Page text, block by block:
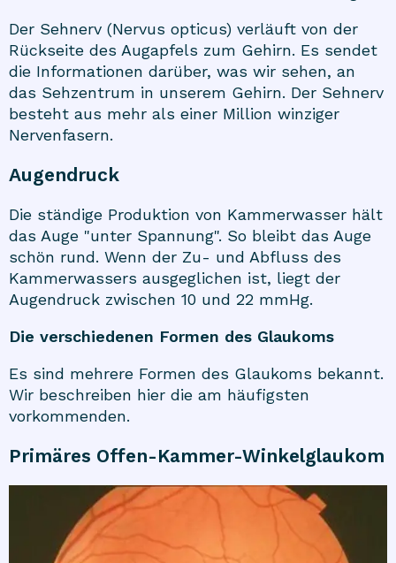
Der Sehnerv (Nervus opticus) verläuft von der
Rückseite des Augapfels zum Gehirn. Es sendet
die Informationen darüber, was wir sehen, an
das Sehzentrum in unserem Gehirn. Der Sehnerv
besteht aus mehr als einer Million winziger
Nervenfasern.
Augendruck
Die ständige Produktion von Kammerwasser hält
das Auge "unter Spannung". So bleibt das Auge
schön rund. Wenn der Zu- und Abfluss des
Kammerwassers ausgeglichen ist, liegt der
Augendruck zwischen 10 und 22 mmHg.
Die verschiedenen Formen des Glaukoms
Es sind mehrere Formen des Glaukoms bekannt.
Wir beschreiben hier die am häufigsten
vorkommenden.
Primäres Offen-Kammer-Winkelglaukom